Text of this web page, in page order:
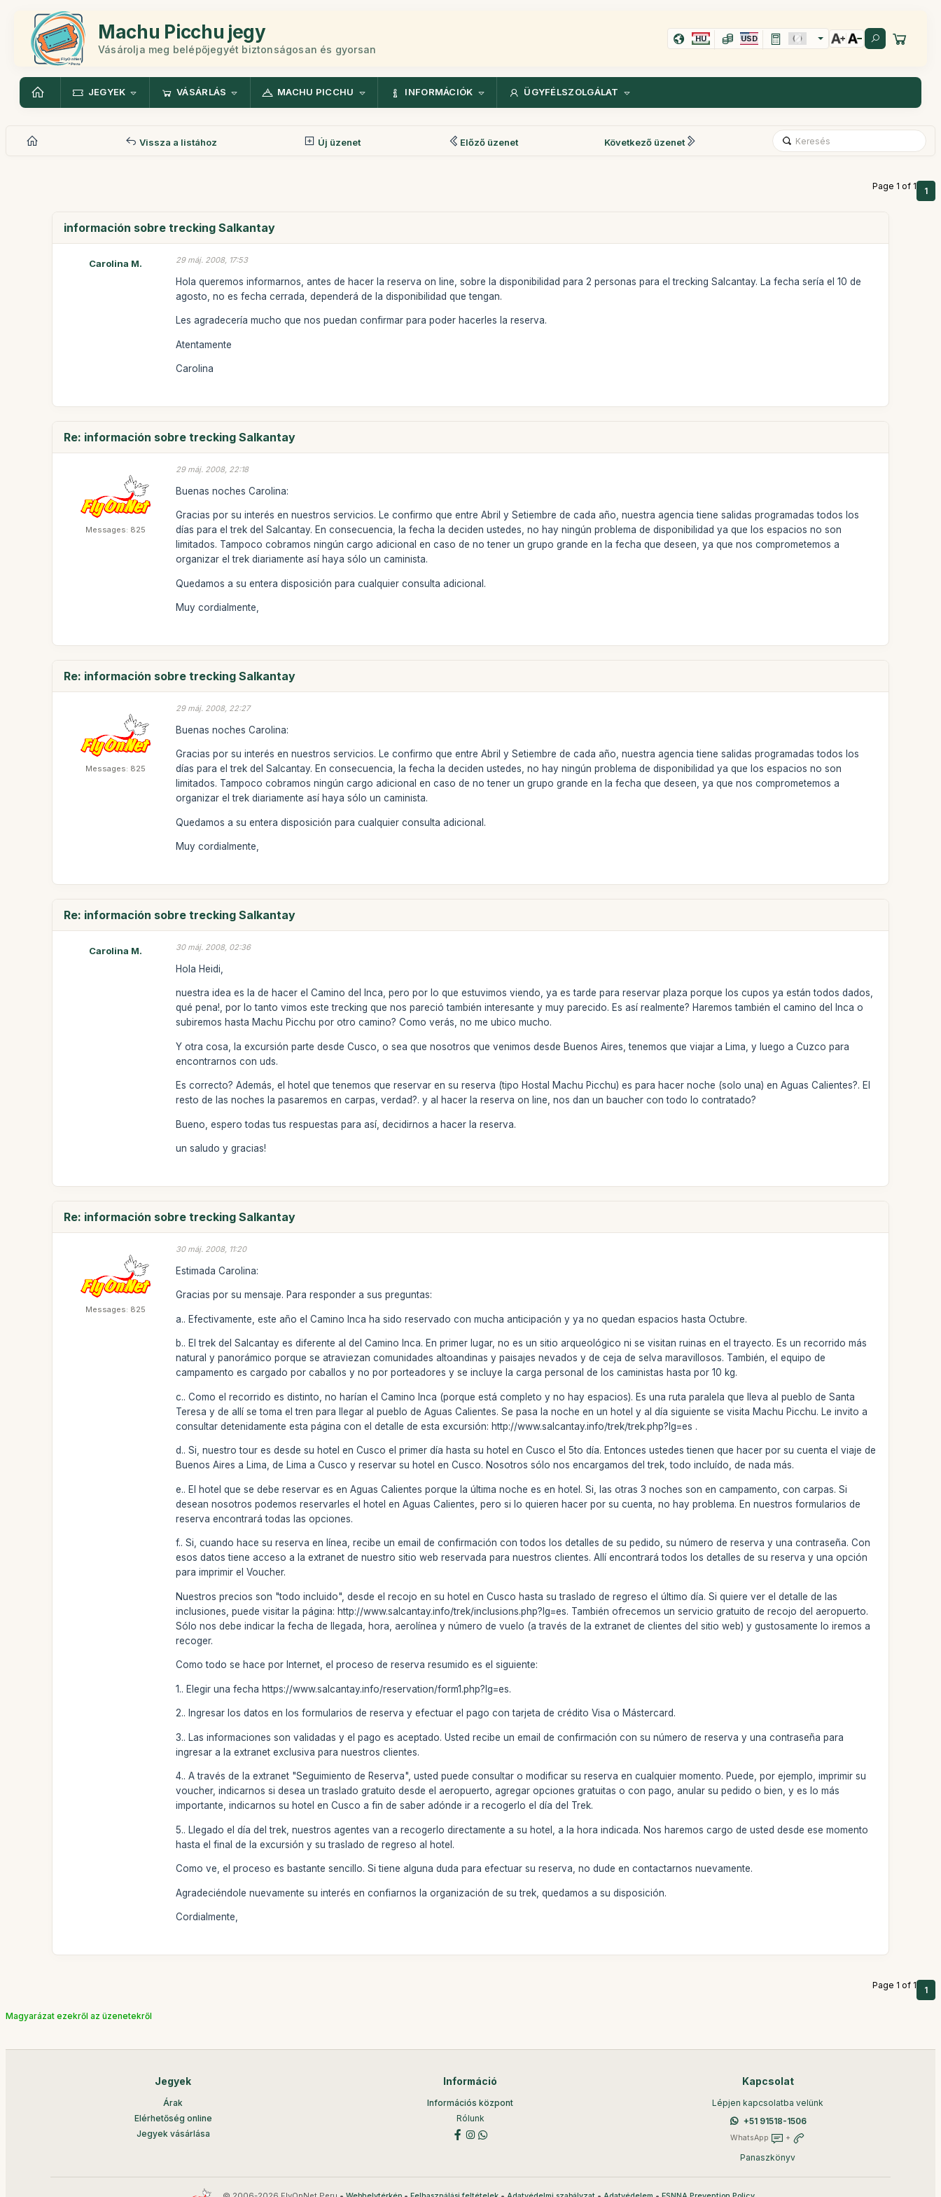
Machu Picchu jegy
Vásárolja meg belépőjegyét biztonságosan és gyorsan
HU USD
JEGYEK VÁSÁRLÁS MACHU PICCHU INFORMÁCIÓK ÜGYFÉLSZOLGÁLAT
Vissza a listához Új üzenet Előző üzenet Következő üzenet
Page 1 of 1 1
información sobre trecking Salkantay
Carolina M. 29 máj. 2008, 17:53
Hola queremos informarnos, antes de hacer la reserva on line, sobre la disponibilidad para 2 personas para el trecking Salcantay. La fecha sería el 10 de
agosto, no es fecha cerrada, dependerá de la disponibilidad que tengan.
Les agradecería mucho que nos puedan confirmar para poder hacerles la reserva.
Atentamente
Carolina
Re: información sobre trecking Salkantay
Messages: 825
29 máj. 2008, 22:18
Buenas noches Carolina:
Gracias por su interés en nuestros servicios. Le confirmo que entre Abril y Setiembre de cada año, nuestra agencia tiene salidas programadas todos los
días para el trek del Salcantay. En consecuencia, la fecha la deciden ustedes, no hay ningún problema de disponibilidad ya que los espacios no son
limitados. Tampoco cobramos ningún cargo adicional en caso de no tener un grupo grande en la fecha que deseen, ya que nos comprometemos a
organizar el trek diariamente así haya sólo un caminista.
Quedamos a su entera disposición para cualquier consulta adicional.
Muy cordialmente,
Re: información sobre trecking Salkantay
Messages: 825
29 máj. 2008, 22:27
Buenas noches Carolina:
Gracias por su interés en nuestros servicios. Le confirmo que entre Abril y Setiembre de cada año, nuestra agencia tiene salidas programadas todos los
días para el trek del Salcantay. En consecuencia, la fecha la deciden ustedes, no hay ningún problema de disponibilidad ya que los espacios no son
limitados. Tampoco cobramos ningún cargo adicional en caso de no tener un grupo grande en la fecha que deseen, ya que nos comprometemos a
organizar el trek diariamente así haya sólo un caminista.
Quedamos a su entera disposición para cualquier consulta adicional.
Muy cordialmente,
Re: información sobre trecking Salkantay
Carolina M. 30 máj. 2008, 02:36
Hola Heidi,
nuestra idea es la de hacer el Camino del Inca, pero por lo que estuvimos viendo, ya es tarde para reservar plaza porque los cupos ya están todos dados,
qué pena!, por lo tanto vimos este trecking que nos pareció también interesante y muy parecido. Es así realmente? Haremos también el camino del Inca o
subiremos hasta Machu Picchu por otro camino? Como verás, no me ubico mucho.
Y otra cosa, la excursión parte desde Cusco, o sea que nosotros que venimos desde Buenos Aires, tenemos que viajar a Lima, y luego a Cuzco para
encontrarnos con uds.
Es correcto? Además, el hotel que tenemos que reservar en su reserva (tipo Hostal Machu Picchu) es para hacer noche (solo una) en Aguas Calientes?. El
resto de las noches la pasaremos en carpas, verdad?. y al hacer la reserva on line, nos dan un baucher con todo lo contratado?
Bueno, espero todas tus respuestas para así, decidirnos a hacer la reserva.
un saludo y gracias!
Re: información sobre trecking Salkantay
Messages: 825
30 máj. 2008, 11:20
Estimada Carolina:
Gracias por su mensaje. Para responder a sus preguntas:
a.. Efectivamente, este año el Camino Inca ha sido reservado con mucha anticipación y ya no quedan espacios hasta Octubre.
b.. El trek del Salcantay es diferente al del Camino Inca. En primer lugar, no es un sitio arqueológico ni se visitan ruinas en el trayecto. Es un recorrido más
natural y panorámico porque se atraviezan comunidades altoandinas y paisajes nevados y de ceja de selva maravillosos. También, el equipo de
campamento es cargado por caballos y no por porteadores y se incluye la carga personal de los caministas hasta por 10 kg.
c.. Como el recorrido es distinto, no harían el Camino Inca (porque está completo y no hay espacios). Es una ruta paralela que lleva al pueblo de Santa
Teresa y de allí se toma el tren para llegar al pueblo de Aguas Calientes. Se pasa la noche en un hotel y al día siguiente se visita Machu Picchu. Le invito a
consultar detenidamente esta página con el detalle de esta excursión: http://www.salcantay.info/trek/trek.php?lg=es .
d.. Si, nuestro tour es desde su hotel en Cusco el primer día hasta su hotel en Cusco el 5to día. Entonces ustedes tienen que hacer por su cuenta el viaje de
Buenos Aires a Lima, de Lima a Cusco y reservar su hotel en Cusco. Nosotros sólo nos encargamos del trek, todo incluído, de nada más.
e.. El hotel que se debe reservar es en Aguas Calientes porque la última noche es en hotel. Si, las otras 3 noches son en campamento, con carpas. Si
desean nosotros podemos reservarles el hotel en Aguas Calientes, pero si lo quieren hacer por su cuenta, no hay problema. En nuestros formularios de
reserva encontrará todas las opciones.
f.. Si, cuando hace su reserva en línea, recibe un email de confirmación con todos los detalles de su pedido, su número de reserva y una contraseña. Con
esos datos tiene acceso a la extranet de nuestro sitio web reservada para nuestros clientes. Allí encontrará todos los detalles de su reserva y una opción
para imprimir el Voucher.
Nuestros precios son "todo incluido", desde el recojo en su hotel en Cusco hasta su traslado de regreso el último día. Si quiere ver el detalle de las
inclusiones, puede visitar la página: http://www.salcantay.info/trek/inclusions.php?lg=es. También ofrecemos un servicio gratuito de recojo del aeropuerto.
Sólo nos debe indicar la fecha de llegada, hora, aerolínea y número de vuelo (a través de la extranet de clientes del sitio web) y gustosamente lo iremos a
recoger.
Como todo se hace por Internet, el proceso de reserva resumido es el siguiente:
1.. Elegir una fecha https://www.salcantay.info/reservation/form1.php?lg=es.
2.. Ingresar los datos en los formularios de reserva y efectuar el pago con tarjeta de crédito Visa o Mástercard.
3.. Las informaciones son validadas y el pago es aceptado. Usted recibe un email de confirmación con su número de reserva y una contraseña para
ingresar a la extranet exclusiva para nuestros clientes.
4.. A través de la extranet "Seguimiento de Reserva", usted puede consultar o modificar su reserva en cualquier momento. Puede, por ejemplo, imprimir su
voucher, indicarnos si desea un traslado gratuito desde el aeropuerto, agregar opciones gratuitas o con pago, anular su pedido o bien, y es lo más
importante, indicarnos su hotel en Cusco a fin de saber adónde ir a recogerlo el día del Trek.
5.. Llegado el día del trek, nuestros agentes van a recogerlo directamente a su hotel, a la hora indicada. Nos haremos cargo de usted desde ese momento
hasta el final de la excursión y su traslado de regreso al hotel.
Como ve, el proceso es bastante sencillo. Si tiene alguna duda para efectuar su reserva, no dude en contactarnos nuevamente.
Agradeciéndole nuevamente su interés en confiarnos la organización de su trek, quedamos a su disposición.
Cordialmente,
Page 1 of 1 1
Magyarázat ezekről az üzenetekről
Jegyek
Árak
Elérhetőség online
Jegyek vásárlása
Információ
Információs központ
Rólunk
Kapcsolat
Lépjen kapcsolatba velünk
+51 91518-1506
WhatsApp +
Panaszkönyv